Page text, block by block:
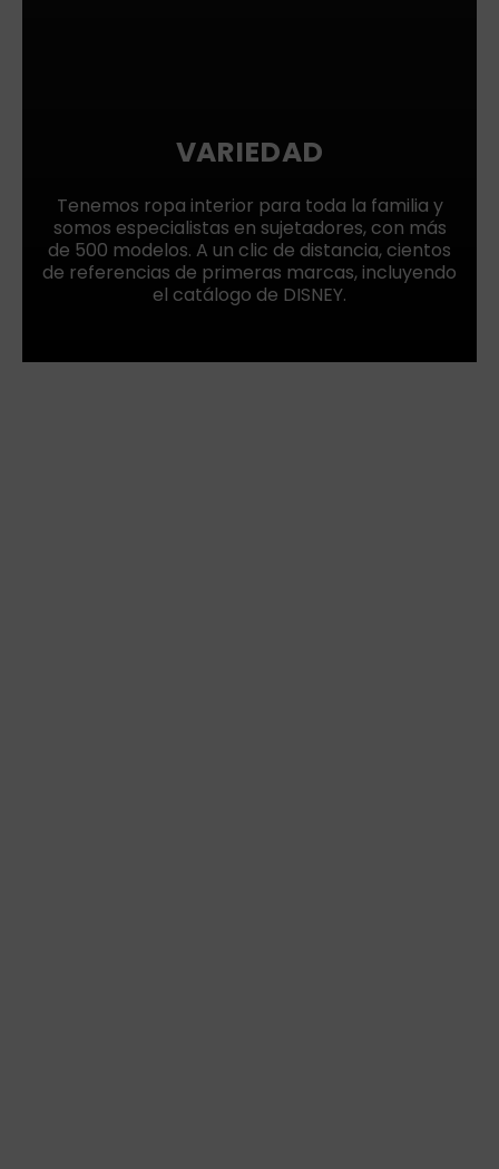
VARIEDAD
Tenemos ropa interior para toda la familia y
somos especialistas en sujetadores, con más
de 500 modelos. A un clic de distancia, cientos
de referencias de primeras marcas, incluyendo
el catálogo de DISNEY.